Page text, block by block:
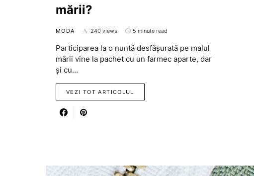
mării?
MODA 240 views 5 minute read
Participarea la o nuntă desfășurată pe malul
mării vine la pachet cu un farmec aparte, dar
și cu…
VEZI TOT ARTICOLUL